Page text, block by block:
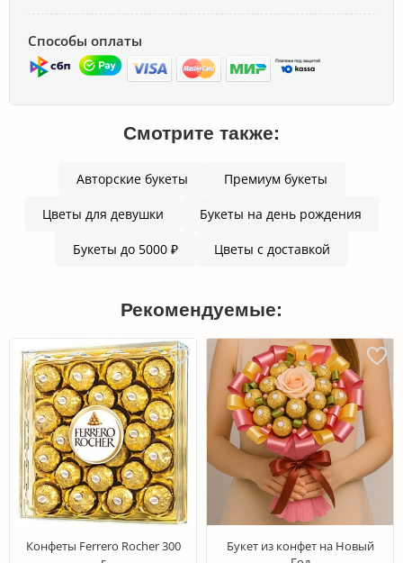
Способы оплаты
Смотрите также:
Авторские букеты Премиум букеты
Цветы для девушки Букеты на день рождения
Букеты до 5000 ₽ Цветы с доставкой
Рекомендуемые:
Конфеты Ferrero Rocher 300
Букет из конфет на Новый